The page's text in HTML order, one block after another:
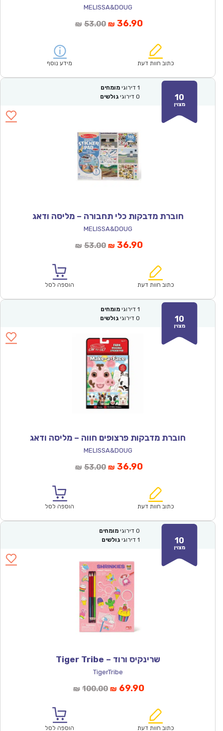
MELISSA&DOUG
₪ 53.00המחיר
₪53.00.
₪ 36.90המחיר
הוא:
כתוב חוות דעת מידע נוסף
10
מצוין
1 דירוגי מומחים
0 דירוגי גולשים
חוברת מדבקות כלי תחבורה – מליסה ודאג
MELISSA&DOUG
₪ 53.00המחיר
₪53.00.
₪ 36.90המחיר
הוא:
כתוב חוות דעת הוספה לסל
10
מצוין
1 דירוגי מומחים
0 דירוגי גולשים
חוברת מדבקות פרצופים חווה – מליסה ודאג
MELISSA&DOUG
₪ 53.00המחיר
₪53.00.
₪ 36.90המחיר
הוא:
כתוב חוות דעת הוספה לסל
10
מצוין
0 דירוגי מומחים
1 דירוגי גולשים
שרינקיס ורוד – Tiger Tribe
TigerTribe
₪ 100.00המחיר
₪100.00.
₪ 69.90המחיר
הוא:
כתוב חוות דעת הוספה לסל